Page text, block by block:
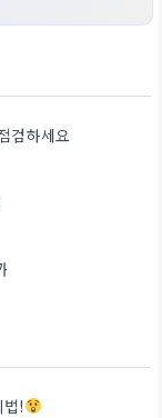
검하세요
!